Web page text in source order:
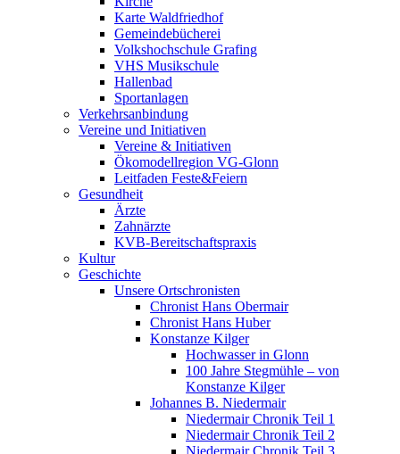
Karte Waldfriedhof
Gemeindebücherei
Volkshochschule Grafing
VHS Musikschule
Hallenbad
Sportanlagen
Verkehrsanbindung
Vereine und Initiativen
Vereine & Initiativen
Ökomodellregion VG-Glonn
Leitfaden Feste&Feiern
Gesundheit
Ärzte
Zahnärzte
KVB-Bereitschaftspraxis
Kultur
Geschichte
Unsere Ortschronisten
Chronist Hans Obermair
Chronist Hans Huber
Konstanze Kilger
Hochwasser in Glonn
100 Jahre Stegmühle – von
Konstanze Kilger
Johannes B. Niedermair
Niedermair Chronik Teil 1
Niedermair Chronik Teil 2
Niedermair Chronik Teil 3